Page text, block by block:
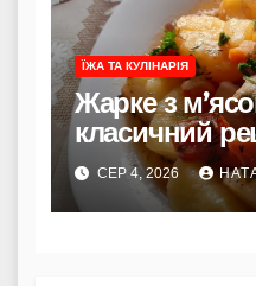
ЇЖА ТА КУЛІНАРІЯ
Жарке з
класичний
смаку
СЕР 4, 2026